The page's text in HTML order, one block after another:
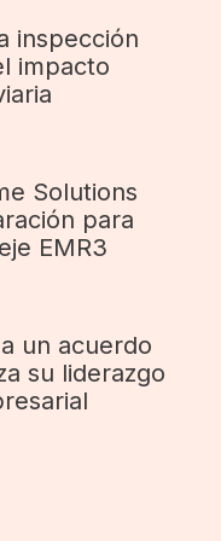
inspección
impacto
Solutions
para
EMR3
un acuerdo
su liderazgo